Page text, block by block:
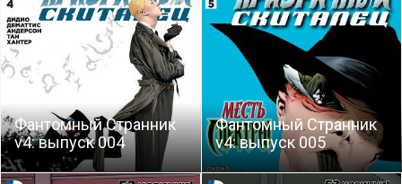
Фантомный Странник
v4: выпуск 004
Фантомный Странник
v4: выпуск 005